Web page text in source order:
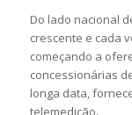
Do lado nacional
crescente e cada
começando a
concessionárias
longa data,
telemedição.